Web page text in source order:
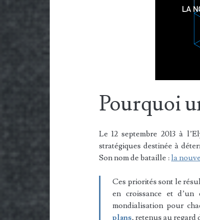
Pourquoi
Le 12 septembre 2013 à
stratégiques destinée à
Son nom de bataille :la
Ces priorités sont le
en croissance et
mondialisation pour
plans, retenus au regard